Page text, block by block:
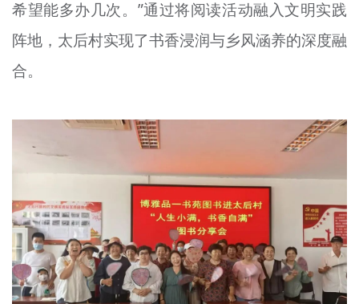
希望能多办几次。”通过将阅读活动融入文明实践
阵地，太后村实现了书香浸润与乡风涵养的深度融
合。